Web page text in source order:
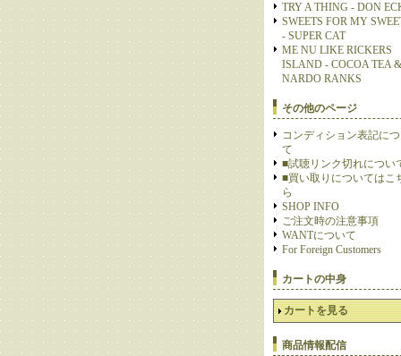
TRY A THING - DON
SWEETS FOR MY
- SUPER CAT
ME NU LIKE RICKERS
ISLAND - COCOA TEA &
NARDO RANKS
その他のページ
コンディション表記に
て
■試聴リンク切れについ
■買い取りについてはこ
ら
SHOP INFO
ご注文時の注意事項
WANTについて
For Foreign Customers
カートの中身
カートを見る
商品情報配信